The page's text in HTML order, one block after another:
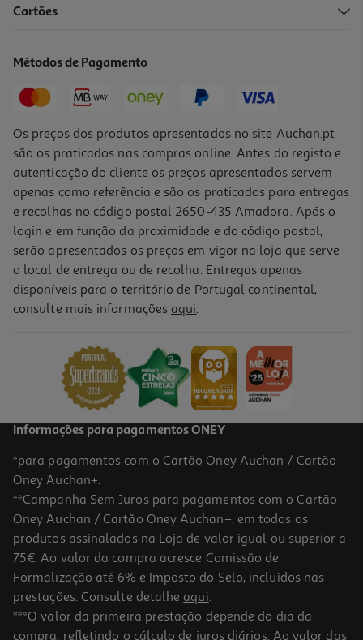
Corante Líquido Condi Amarelo 25 Ml
Aroma Condi Líquido Morango 25 Ml
65.6 €/Lt
Cartões
Métodos de Pagamento
Os preços dos produtos apresentados no site Auchan.pt
são os praticados nas compras online. Antes do registo e
autenticação do cliente os preços apresentados servem
apenas como referência e são os praticados para entregas
e recolhas no código postal 2650-435 Amadora. Após o
login e em função da proximidade e do código postal,
serão apresentados os preços em vigor na loja que serve
o local de entrega ou de recolha. Entregas apenas
disponíveis para o território de Portugal continental,
consulte mais informações aqui.
Informações para pagamentos ONEY
*para pagamentos com o Cartão Oney Auchan / Cartão
Oney Auchan+.
**Campanha Sem Juros para pagamentos com o Cartão
Oney Auchan / Cartão Oney Auchan+, em todos os
produtos assinalados na Loja de valor igual ou superior a
75€. Ao valor da compra acresce Comissão de
Formalização até 6% e Imposto do Selo, incluídos nas
prestações. Consulte detalhe aqui.
***O valor da primeira prestação depende do dia da
compra, refletindo o cálculo de juros diários. Ao valor das